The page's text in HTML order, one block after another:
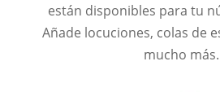
están disponibles para tu
Añade locuciones, colas de
mucho más.